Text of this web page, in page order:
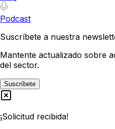
Podcast
Suscríbete a nuestra
Mantente actualizado sobre
del sector.
Suscríbete
¡Solicitud recibida!